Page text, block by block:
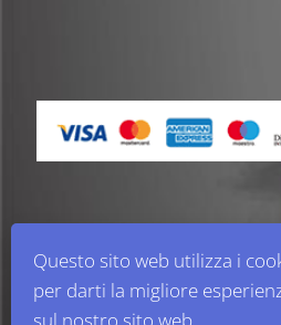
Questo sito web utilizza i
per darti la migliore